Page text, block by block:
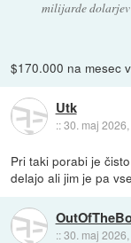
milijarde dolarjev
$170.000 na mesec
Utk
::30. maj
Pri taki porabi je
delajo ali jim je pa
::30. maj